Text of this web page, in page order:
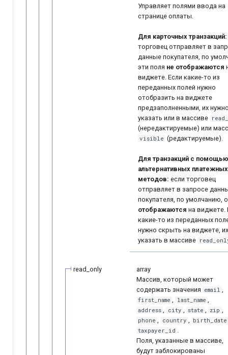
Управляет полями ввода на
странице оплаты.
Для карточных транзакций:
торговец отправляет в
данные покупателя, по
эти поля не отображаются
виджете. Если какие-то из
переданных полей нужно
отобразить на виджете
предзаполненными, их
указать или в массиве
(нередактируемые) или
visible (редактируемые).
Для транзакций с помощью
альтернативных платежных
методов: если торговец
отправляет в запросе
покупателя, по умолчанию,
отображаются на виджете.
какие-то из переданных
нужно скрыть на виджете,
указать в массиве
read_only
array
Массив, который может
содержать значения email
first_name last_name
address city state zip
phone country
birth_date
taxpayer_id
Поля, указанные в массиве,
будут заблокированы